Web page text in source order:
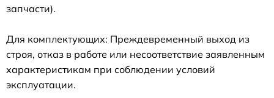
запчасти).
Для комплектующих: Преждевременный выход из
строя, отказ в работе или несоответствие заявленным
характеристикам при соблюдении условий
эксплуатации.